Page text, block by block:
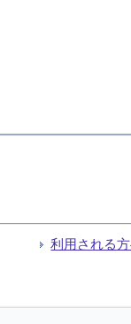
利用される